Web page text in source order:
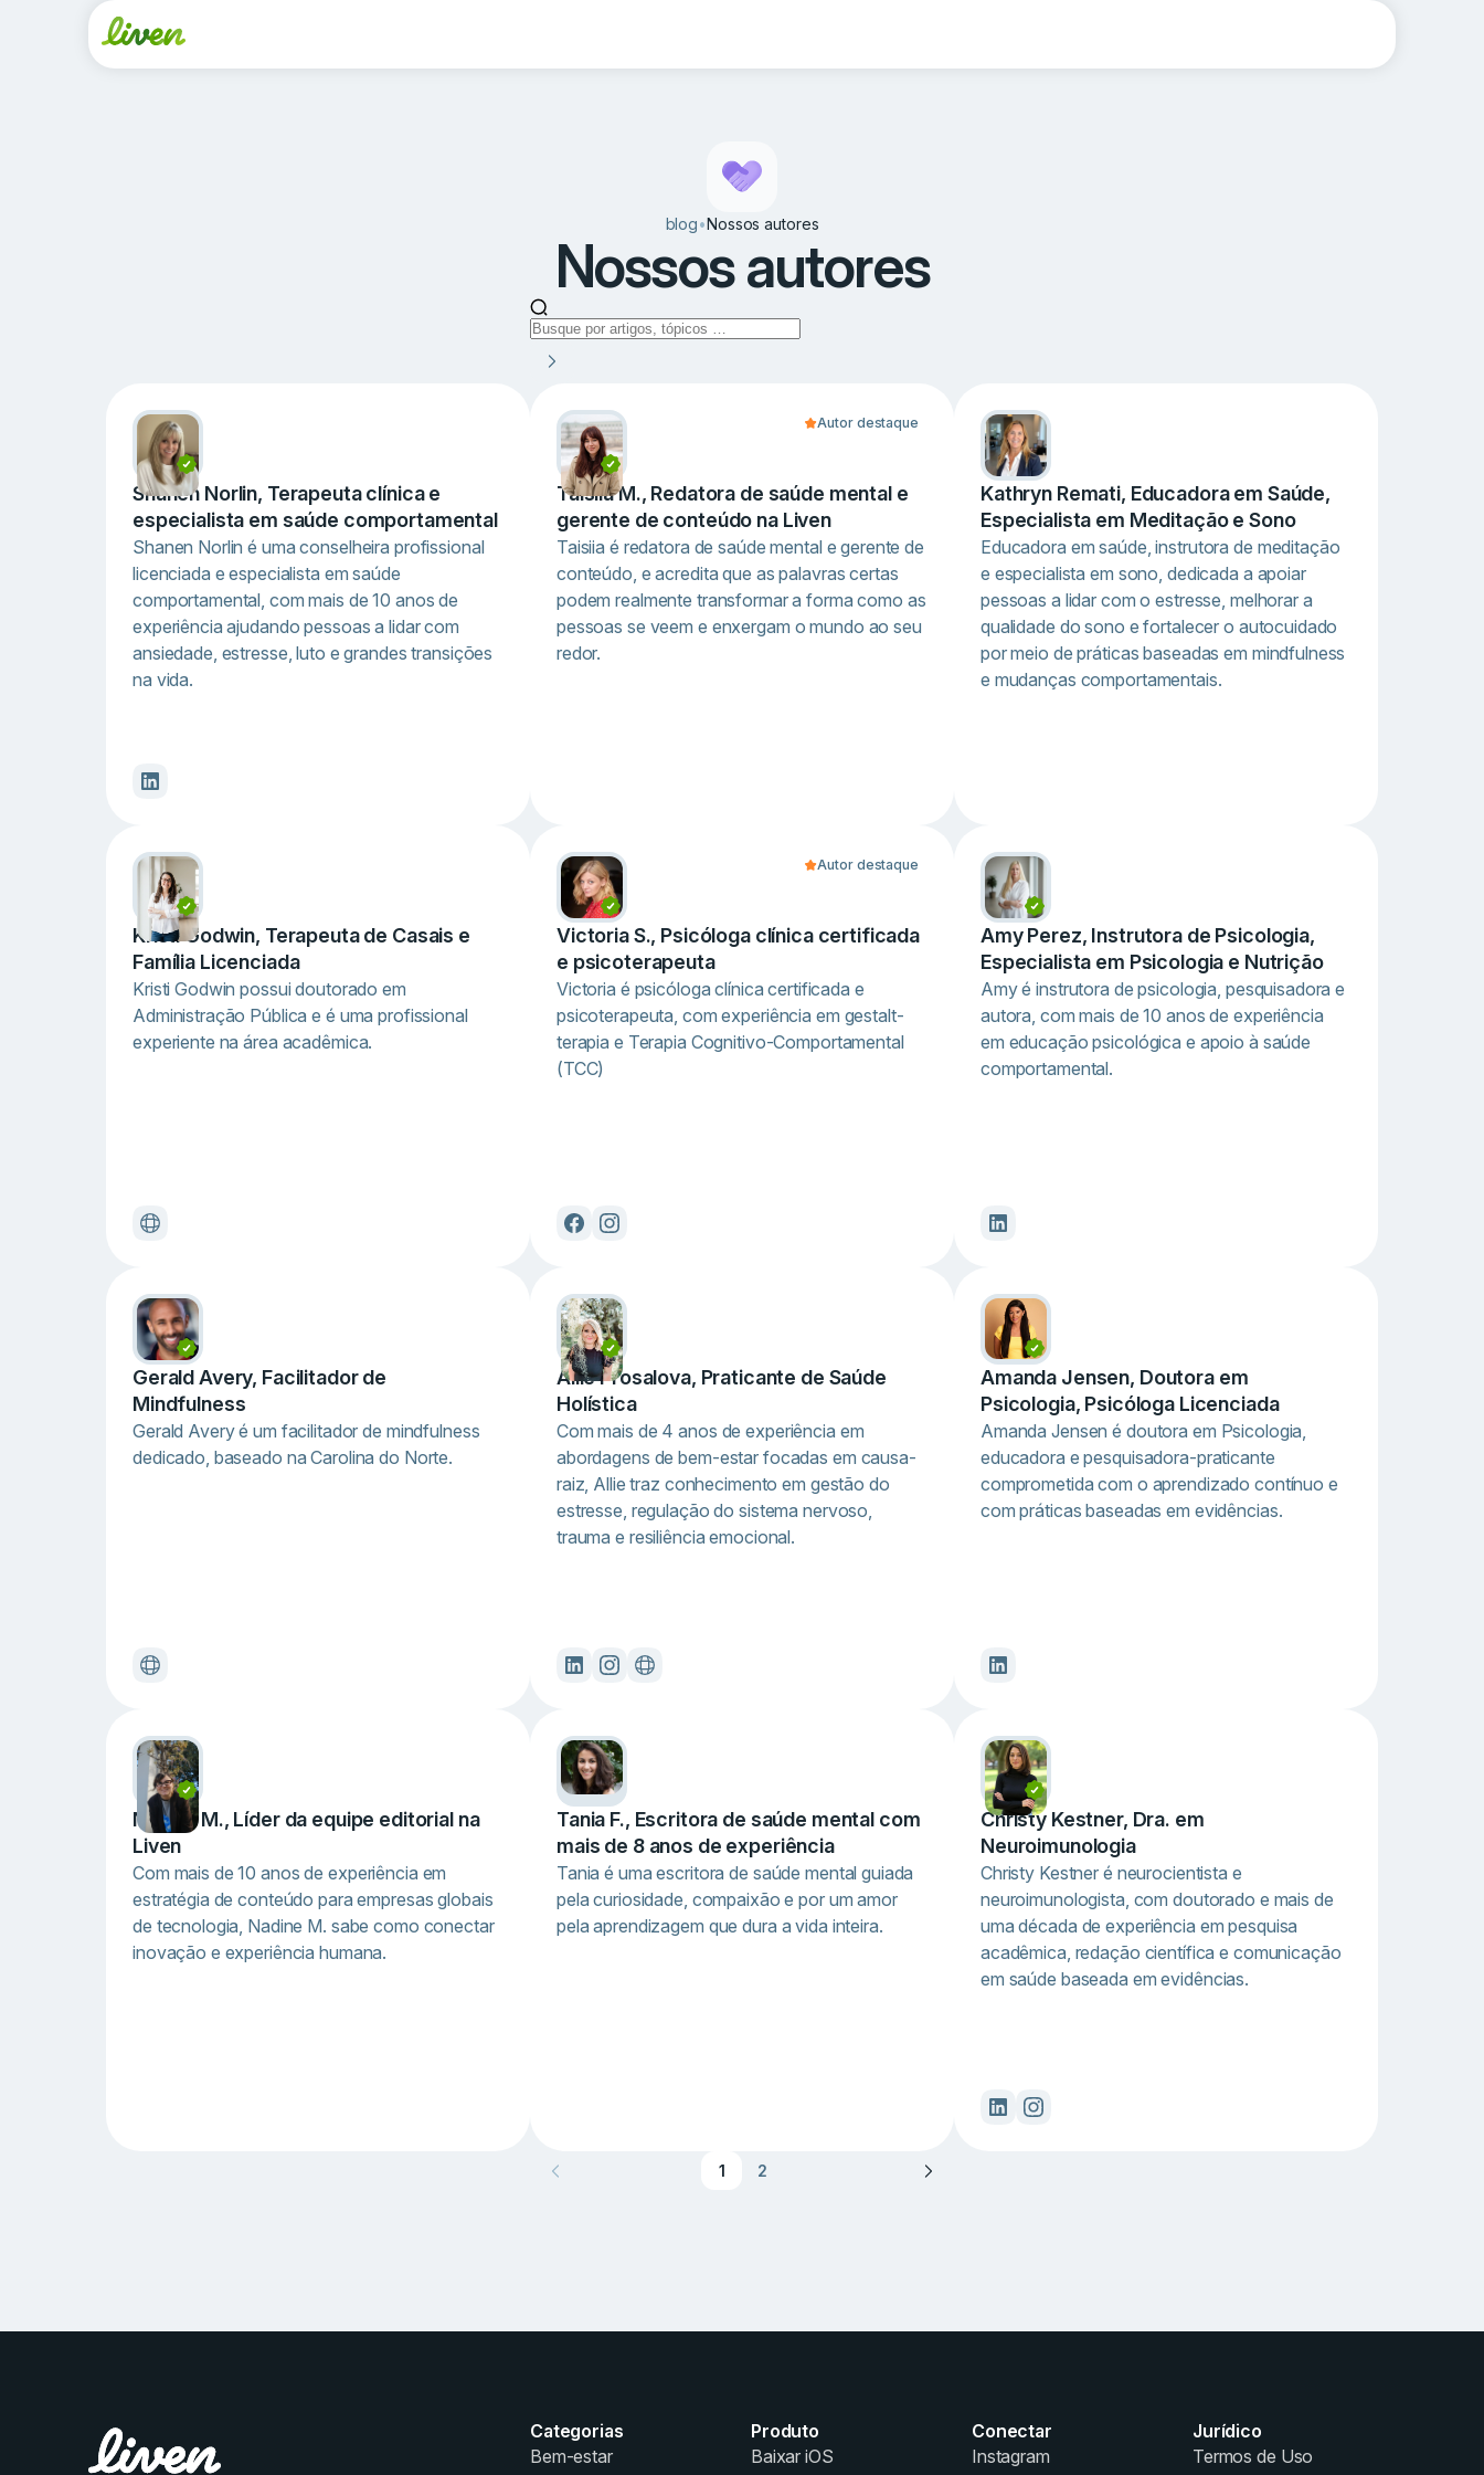
blog•Nossos autores
Nossos autores
Shanen Norlin, Terapeuta clínica e
especialista em saúde comportamental
Shanen Norlin é uma conselheira profissional
licenciada e especialista em saúde
comportamental, com mais de 10 anos de
experiência ajudando pessoas a lidar com
ansiedade, estresse, luto e grandes transições
na vida.
Autor destaque
Taisiia M., Redatora de saúde mental e
gerente de conteúdo na Liven
Taisiia é redatora de saúde mental e gerente de
conteúdo, e acredita que as palavras certas
podem realmente transformar a forma como as
pessoas se veem e enxergam o mundo ao seu
redor.
Kathryn Remati, Educadora em Saúde,
Especialista em Meditação e Sono
Educadora em saúde, instrutora de meditação
e especialista em sono, dedicada a apoiar
pessoas a lidar com o estresse, melhorar a
qualidade do sono e fortalecer o autocuidado
por meio de práticas baseadas em mindfulness
e mudanças comportamentais.
Kristi Godwin, Terapeuta de Casais e
Família Licenciada
Kristi Godwin possui doutorado em
Administração Pública e é uma profissional
experiente na área acadêmica.
Autor destaque
Victoria S., Psicóloga clínica certificada
e psicoterapeuta
Victoria é psicóloga clínica certificada e
psicoterapeuta, com experiência em gestalt-
terapia e Terapia Cognitivo-Comportamental
(TCC)
Amy Perez, Instrutora de Psicologia,
Especialista em Psicologia e Nutrição
Amy é instrutora de psicologia, pesquisadora e
autora, com mais de 10 anos de experiência
em educação psicológica e apoio à saúde
comportamental.
Gerald Avery, Facilitador de
Mindfulness
Gerald Avery é um facilitador de mindfulness
dedicado, baseado na Carolina do Norte.
Allie Prosalova, Praticante de Saúde
Holística
Com mais de 4 anos de experiência em
abordagens de bem-estar focadas em causa-
raiz, Allie traz conhecimento em gestão do
estresse, regulação do sistema nervoso,
trauma e resiliência emocional.
Amanda Jensen, Doutora em
Psicologia, Psicóloga Licenciada
Amanda Jensen é doutora em Psicologia,
educadora e pesquisadora-praticante
comprometida com o aprendizado contínuo e
com práticas baseadas em evidências.
Nadine M., Líder da equipe editorial na
Liven
Com mais de 10 anos de experiência em
estratégia de conteúdo para empresas globais
de tecnologia, Nadine M. sabe como conectar
inovação e experiência humana.
Tania F., Escritora de saúde mental com
mais de 8 anos de experiência
Tania é uma escritora de saúde mental guiada
pela curiosidade, compaixão e por um amor
pela aprendizagem que dura a vida inteira.
Christy Kestner, Dra. em
Neuroimunologia
Christy Kestner é neurocientista e
neuroimunologista, com doutorado e mais de
uma década de experiência em pesquisa
acadêmica, redação científica e comunicação
em saúde baseada em evidências.
1 2
Categorias
Bem-estar
Produto
Baixar iOS
Conectar
Instagram
Jurídico
Termos de Uso